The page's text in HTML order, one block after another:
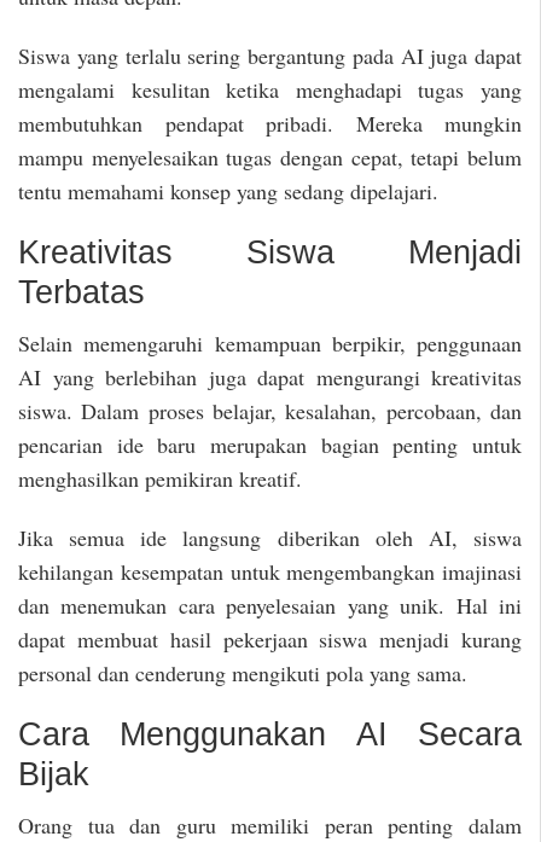
Siswa yang terlalu sering bergantung pada AI juga dapat
mengalami kesulitan ketika menghadapi tugas yang
membutuhkan pendapat pribadi. Mereka mungkin
mampu menyelesaikan tugas dengan cepat, tetapi belum
tentu memahami konsep yang sedang dipelajari.
Kreativitas Siswa Menjadi
Terbatas
Selain memengaruhi kemampuan berpikir, penggunaan
AI yang berlebihan juga dapat mengurangi kreativitas
siswa. Dalam proses belajar, kesalahan, percobaan, dan
pencarian ide baru merupakan bagian penting untuk
menghasilkan pemikiran kreatif.
Jika semua ide langsung diberikan oleh AI, siswa
kehilangan kesempatan untuk mengembangkan imajinasi
dan menemukan cara penyelesaian yang unik. Hal ini
dapat membuat hasil pekerjaan siswa menjadi kurang
personal dan cenderung mengikuti pola yang sama.
Cara Menggunakan AI Secara
Bijak
Orang tua dan guru memiliki peran penting dalam